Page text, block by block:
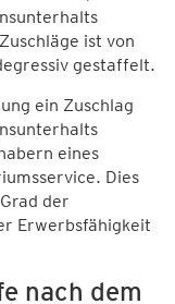
ist von
gestaffelt.
ein Zuschlag
eines
Dies
der
Erwerbsfähigkeit
nach dem